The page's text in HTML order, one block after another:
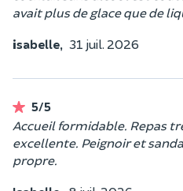
avait plus de glace que de
isabelle, 31 juil. 2026
5/5
Accueil formidable. Repas
excellente. Peignoir et
propre.